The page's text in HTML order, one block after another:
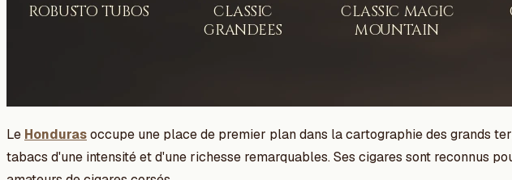
Le Hondurasoccupe une place de premier plan dans la cartographie des grands
tabacs d'une intensité et d'une richesse remarquables. Ses cigares sont reconnus